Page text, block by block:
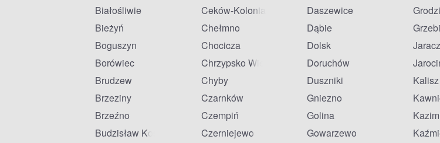
Białośliwie
Bieżyń
Boguszyn
Borówiec
Brudzew
Brzeziny
Brzeźno
Budzisław Kościelny
Ceków-Kolonia
Chełmno
Chocicza
Chrzypsko Wielkie
Chyby
Czarnków
Czempiń
Czerniejewo
Daszewice
Dąbie
Dolsk
Doruchów
Duszniki
Gniezno
Golina
Gowarzewo
Kalisz